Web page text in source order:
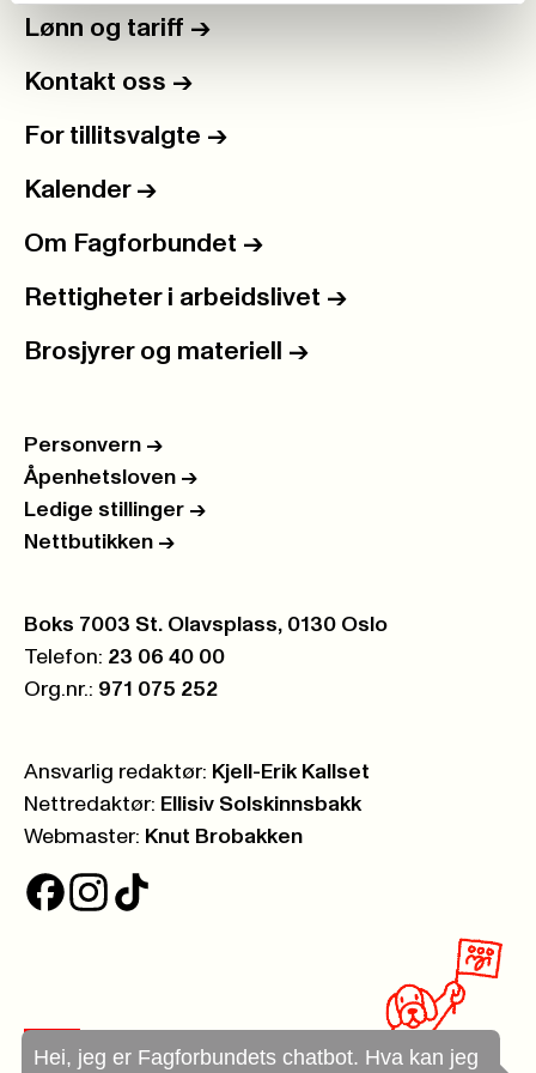
Hei, jeg er Fagforbundets chatbot. Hva kan jeg
Lønn og tariff ->
Kontakt oss ->
For tillitsvalgte ->
Kalender ->
Om Fagforbundet ->
Rettigheter i arbeidslivet ->
Brosjyrer og materiell ->
Personvern ->
Åpenhetsloven ->
Ledige stillinger ->
Nettbutikken ->
Postboks:
Boks 7003 St. Olavsplass, 0130 Oslo
Telefon: 23 06 40 00
Org.nr.: 971 075 252
Ansvarlig redaktør: Kjell-Erik Kallset
Nettredaktør: Ellisiv Solskinnsbakk
Webmaster: Knut Brobakken